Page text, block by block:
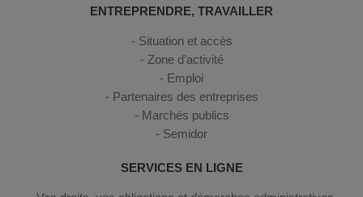
ENTREPRENDRE, TRAVAILLER
Situation et accès
Zone d’activité
Emploi
Partenaires des entreprises
Marchés publics
Semidor
SERVICES EN LIGNE